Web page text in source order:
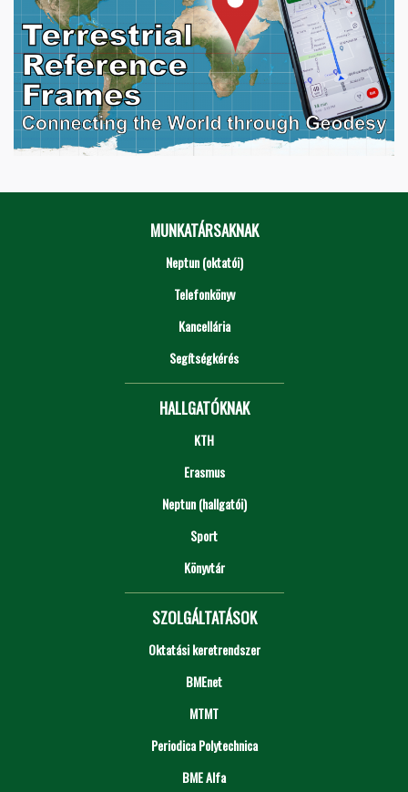
MUNKATÁRSAKNAK
Neptun (oktatói)
Telefonkönyv
Kancellária
Segítségkérés
HALLGATÓKNAK
KTH
Erasmus
Neptun (hallgatói)
Sport
Könyvtár
SZOLGÁLTATÁSOK
Oktatási keretrendszer
BMEnet
MTMT
Periodica Polytechnica
BME Alfa